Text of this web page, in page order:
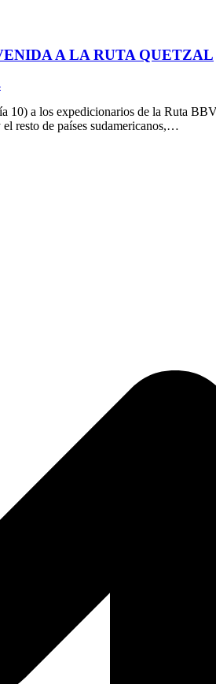
A LA RUTA QUETZAL
10) a los expedicionarios de la Ruta
resto de países sudamericanos,…